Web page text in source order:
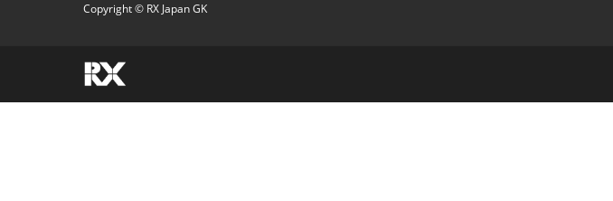
Copyright © RX Japan GK